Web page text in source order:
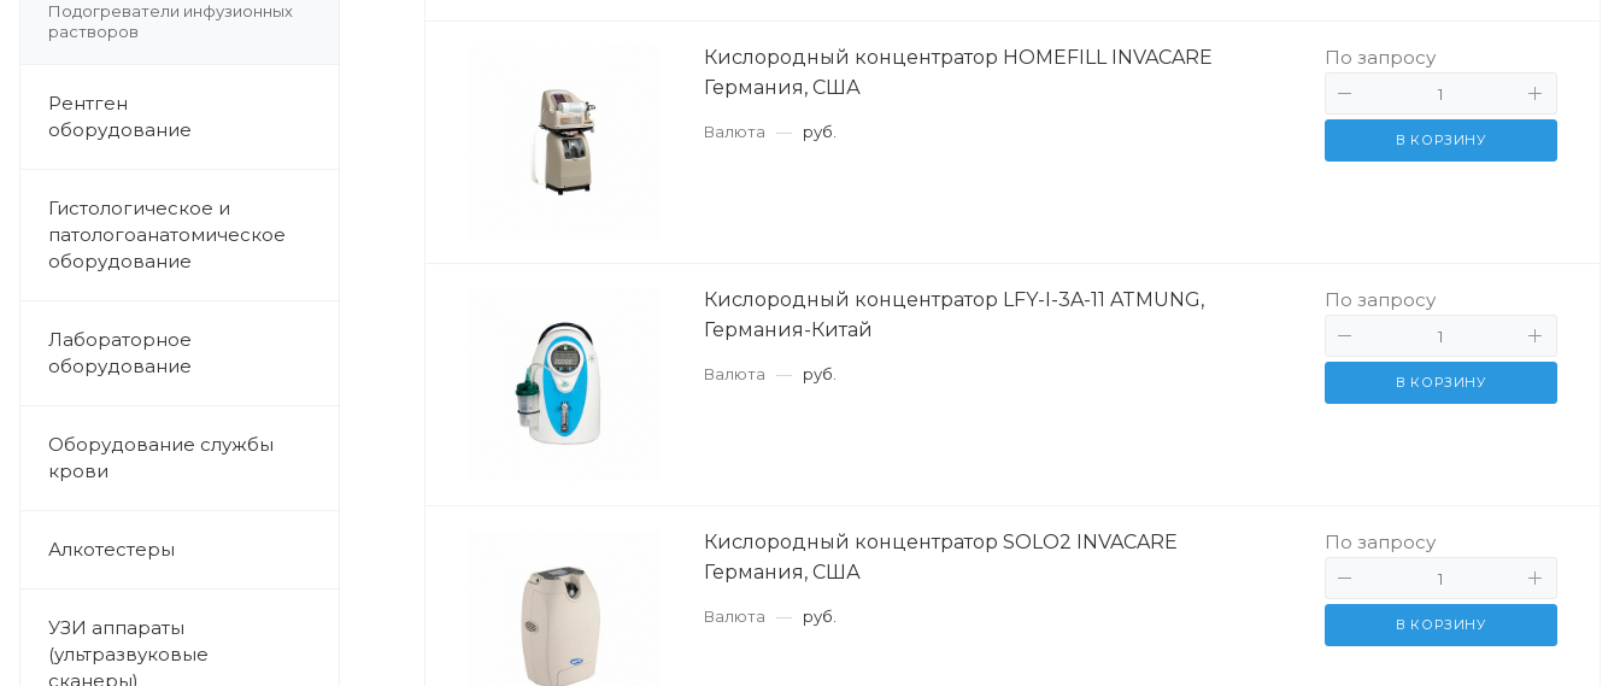
Подогреватели инфузионных
растворов
Рентген
оборудование
Гистологическое и
патологоанатомическое
оборудование
Лабораторное
оборудование
Оборудование службы
крови
Алкотестеры
УЗИ аппараты
(ультразвуковые
сканеры)
Кислородный концентратор HOMEFILL INVACARE
Германия, США
Валюта — руб.
По запросу
В КОРЗИНУ
Кислородный концентратор LFY-I-3A-11 ATMUNG,
Германия-Китай
Валюта — руб.
По запросу
В КОРЗИНУ
Кислородный концентратор SOLO2 INVACARE
Германия, США
Валюта — руб.
По запросу
В КОРЗИНУ